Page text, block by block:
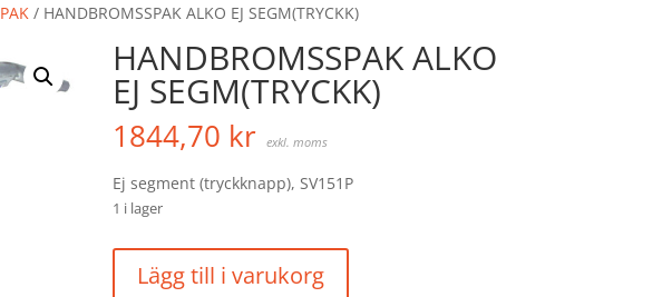
/ HANDBROMSSPAK ALKO EJ SEGM(TRYCKK)
HANDBROMSSPAK ALKO
EJ SEGM(TRYCKK)
1844,70 kr exkl. moms
Ej segment (tryckknapp), SV151P
1 i lager
ALKOLägg till i varukorg